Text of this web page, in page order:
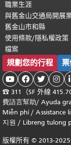
職業生涯
與舊金山交通局開展
舊金山市和縣
使用條款/隱私權政策
檔案
規劃您的行程
   
☎ 311（SF 外線
費語言幫助/ Ayuda
Miễn phí/ Assistance
지원 / Libreng tulong
版權所有 © 2013-